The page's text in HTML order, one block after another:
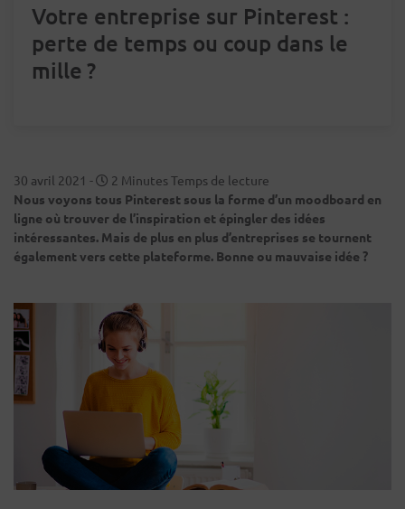
Votre entreprise sur Pinterest :
perte de temps ou coup dans le
mille ?
30 avril 2021 -
2 Minutes Temps de lecture
Nous voyons tous Pinterest sous la forme d’un moodboard en
ligne où trouver de l’inspiration et épingler des idées
intéressantes. Mais de plus en plus d’entreprises se tournent
également vers cette plateforme. Bonne ou mauvaise idée ?